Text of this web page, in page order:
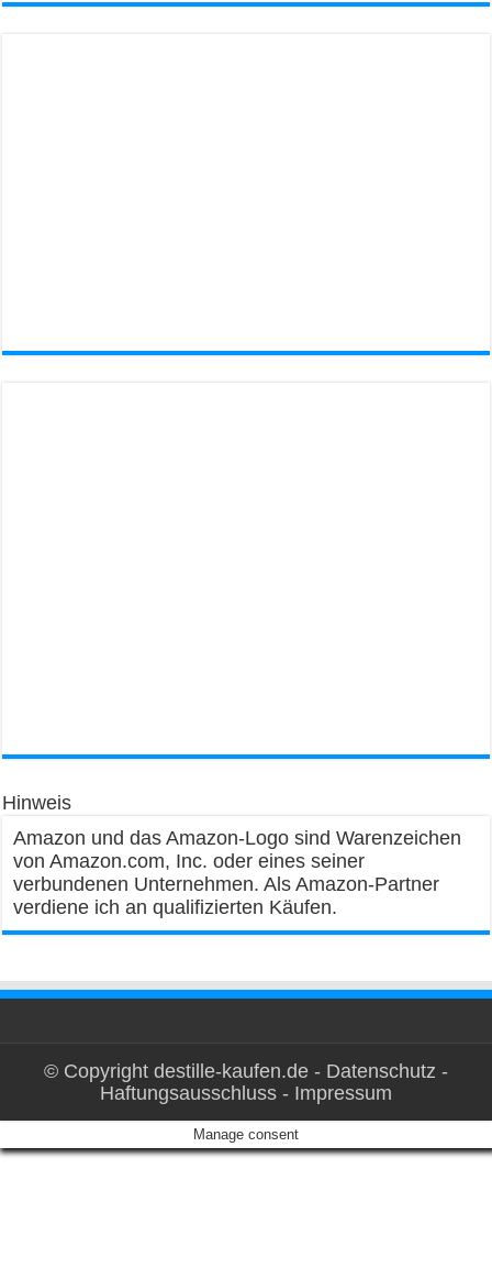
Hinweis
Amazon und das Amazon-Logo sind Warenzeichen
von Amazon.com, Inc. oder eines seiner
verbundenen Unternehmen. Als Amazon-Partner
verdiene ich an qualifizierten Käufen.
© Copyright destille-kaufen.de - Datenschutz -
Haftungsausschluss - Impressum
Manage consent